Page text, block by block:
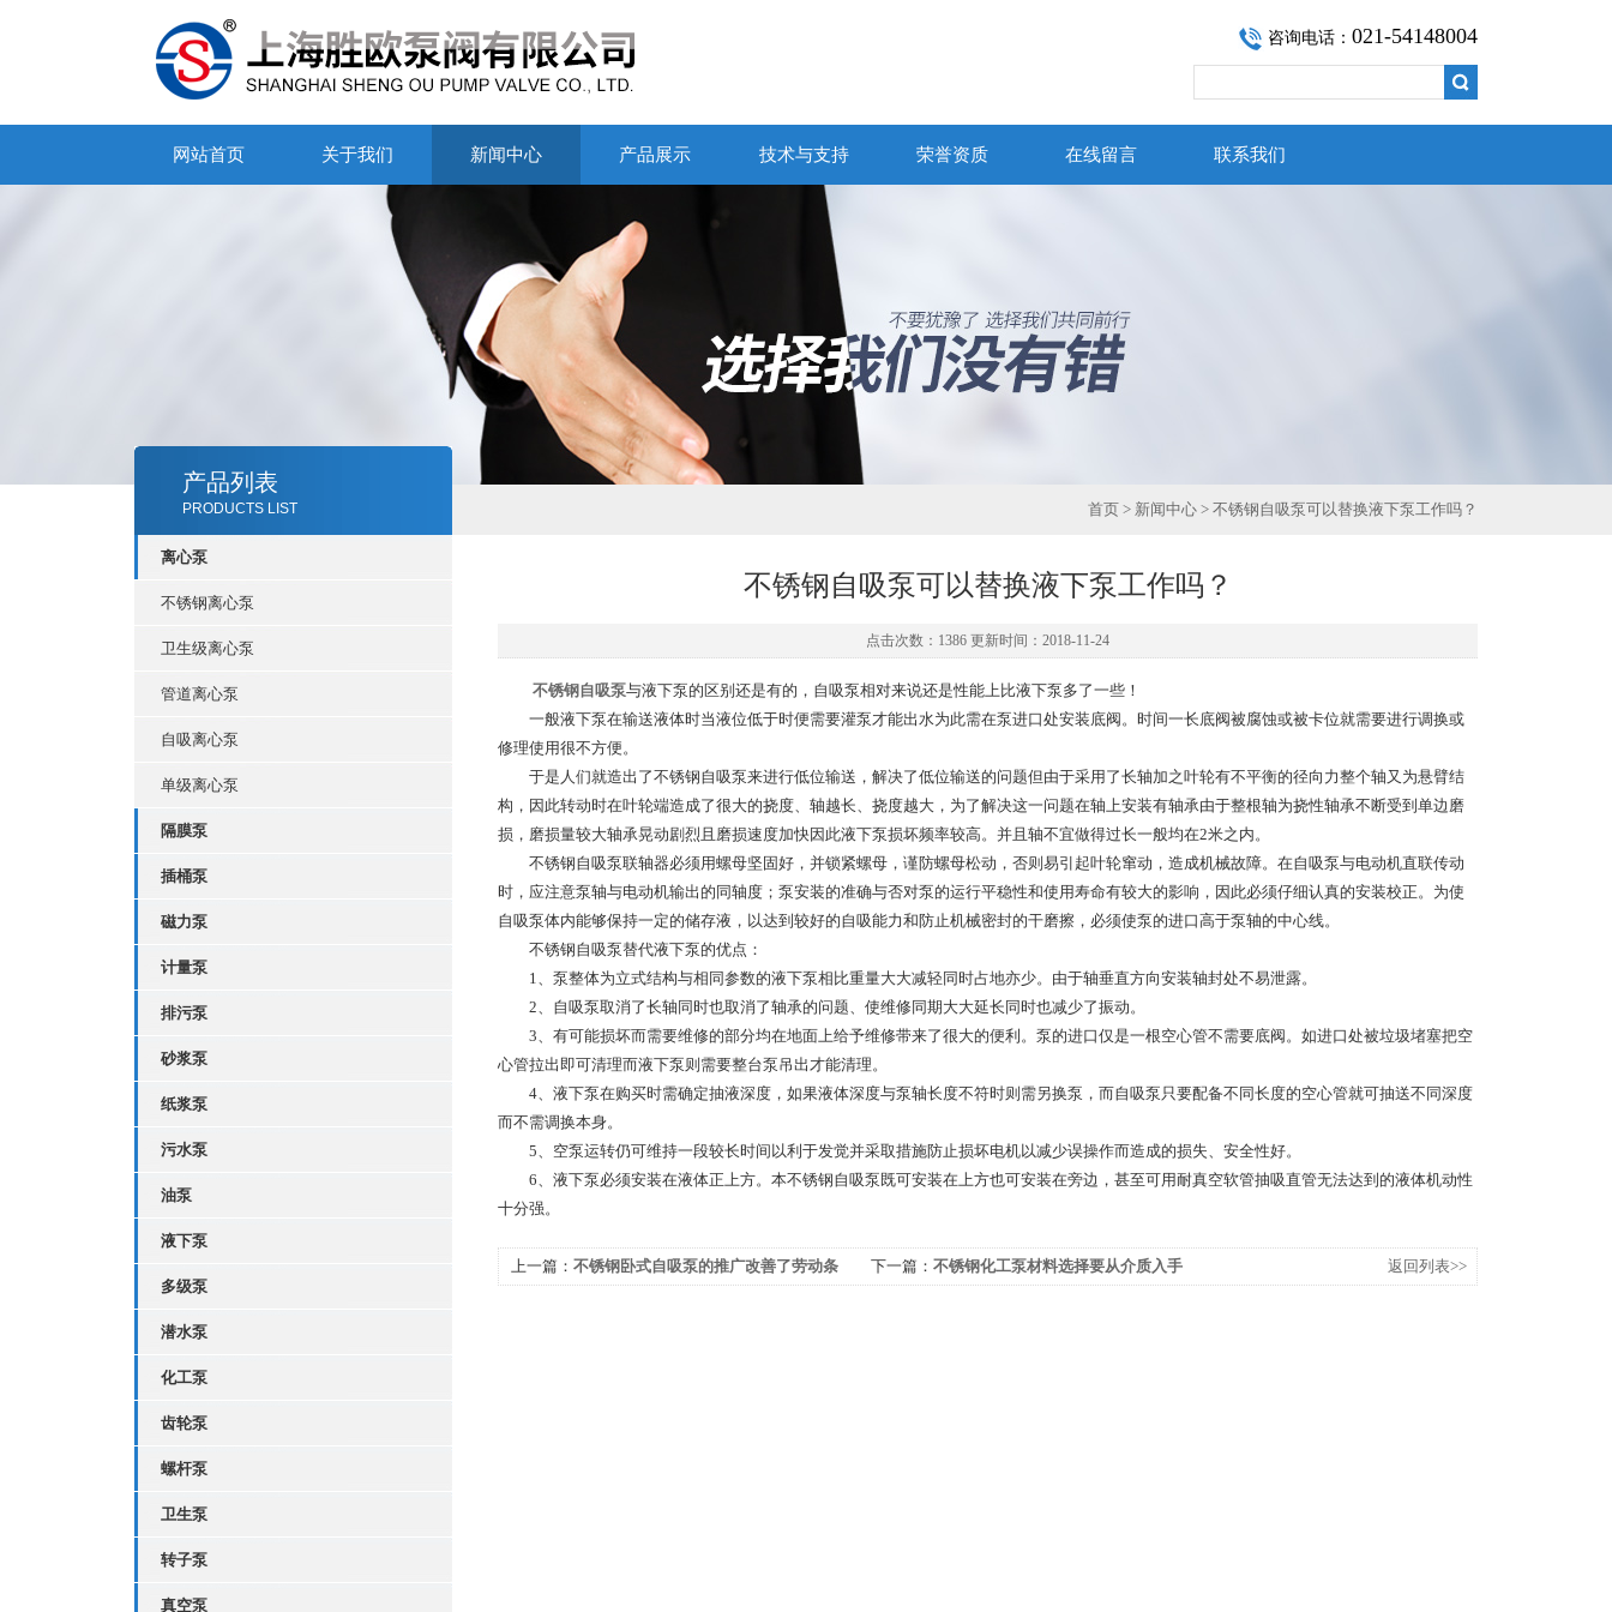
咨询电话： 021-54148004
网站首页 关于我们 新闻中心 产品展示 技术与支持 荣誉资质 在线留言 联系我们
产品列表
PRODUCTS LIST
离心泵
不锈钢离心泵
卫生级离心泵
管道离心泵
自吸离心泵
单级离心泵
隔膜泵
插桶泵
磁力泵
计量泵
排污泵
砂浆泵
纸浆泵
污水泵
油泵
液下泵
多级泵
潜水泵
化工泵
齿轮泵
螺杆泵
卫生泵
转子泵
真空泵
首页 > 新闻中心 > 不锈钢自吸泵可以替换液下泵工作吗？
不锈钢自吸泵可以替换液下泵工作吗？
点击次数：1386 更新时间：2018-11-24
不锈钢自吸泵与液下泵的区别还是有的，自吸泵相对来说还是性能上比液下泵多了一些！
一般液下泵在输送液体时当液位低于时便需要灌泵才能出水为此需在泵进口处安装底阀。时间一长底阀被腐蚀或被卡位就需要进行调换或
修理使用很不方便。
于是人们就造出了不锈钢自吸泵来进行低位输送，解决了低位输送的问题但由于采用了长轴加之叶轮有不平衡的径向力整个轴又为悬臂结
构，因此转动时在叶轮端造成了很大的挠度、轴越长、挠度越大，为了解决这一问题在轴上安装有轴承由于整根轴为挠性轴承不断受到单边磨
损，磨损量较大轴承晃动剧烈且磨损速度加快因此液下泵损坏频率较高。并且轴不宜做得过长一般均在2米之内。
不锈钢自吸泵联轴器必须用螺母坚固好，并锁紧螺母，谨防螺母松动，否则易引起叶轮窜动，造成机械故障。在自吸泵与电动机直联传动
时，应注意泵轴与电动机输出的同轴度；泵安装的准确与否对泵的运行平稳性和使用寿命有较大的影响，因此必须仔细认真的安装校正。为使
自吸泵体内能够保持一定的储存液，以达到较好的自吸能力和防止机械密封的干磨擦，必须使泵的进口高于泵轴的中心线。
不锈钢自吸泵替代液下泵的优点：
1、泵整体为立式结构与相同参数的液下泵相比重量大大减轻同时占地亦少。由于轴垂直方向安装轴封处不易泄露。
2、自吸泵取消了长轴同时也取消了轴承的问题、使维修同期大大延长同时也减少了振动。
3、有可能损坏而需要维修的部分均在地面上给予维修带来了很大的便利。泵的进口仅是一根空心管不需要底阀。如进口处被垃圾堵塞把空
心管拉出即可清理而液下泵则需要整台泵吊出才能清理。
4、液下泵在购买时需确定抽液深度，如果液体深度与泵轴长度不符时则需另换泵，而自吸泵只要配备不同长度的空心管就可抽送不同深度
而不需调换本身。
5、空泵运转仍可维持一段较长时间以利于发觉并采取措施防止损坏电机以减少误操作而造成的损失、安全性好。
6、液下泵必须安装在液体正上方。本不锈钢自吸泵既可安装在上方也可安装在旁边，甚至可用耐真空软管抽吸直管无法达到的液体机动性
十分强。
上一篇： 不锈钢卧式自吸泵的推广改善了劳动条
下一篇： 不锈钢化工泵材料选择要从介质入手 返回列表>>